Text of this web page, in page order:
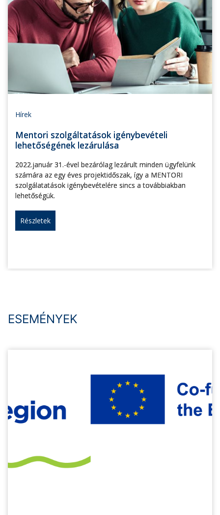
Hírek
Mentori szolgáltatások igénybevételi
lehetőségének lezárulása
2022.január 31.-ével bezárólag lezárult minden ügyfelünk
számára az egy éves projektidőszak, így a MENTORI
szolgálatatások igénybevételére sincs a továbbiakban
lehetőségük.
Részletek
ESEMÉNYEK